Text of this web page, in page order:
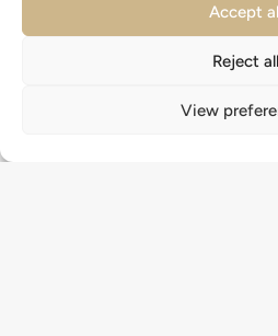
Accept
Reject all
View
НОВО
Bright ново